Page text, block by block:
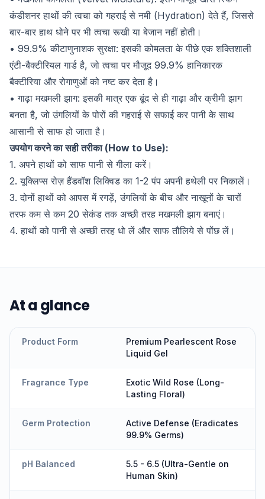
कंडीशनर हाथों की त्वचा को गहराई से नमी (Hydration) देते हैं, जिससे
बार-बार हाथ धोने पर भी त्वचा रूखी या बेजान नहीं होती।
• 99.9% कीटाणुनाशक सुरक्षा: इसकी कोमलता के पीछे एक शक्तिशाली
एंटी-बैक्टीरियल गार्ड है, जो त्वचा पर मौजूद 99.9% हानिकारक
बैक्टीरिया और रोगाणुओं को नष्ट कर देता है।
• गाढ़ा मखमली झाग: इसकी मात्र एक बूंद से ही गाढ़ा और क्रीमी झाग
बनता है, जो उंगलियों के पोरों की गहराई से सफाई कर पानी के साथ
आसानी से साफ हो जाता है।
उपयोग करने का सही तरीका (How to Use):
1. अपने हाथों को साफ पानी से गीला करें।
2. यूक्लिप्स रोज़ हैंडवॉश लिक्विड का 1-2 पंप अपनी हथेली पर निकालें।
3. दोनों हाथों को आपस में रगड़ें, उंगलियों के बीच और नाखूनों के चारों
तरफ कम से कम 20 सेकंड तक अच्छी तरह मखमली झाग बनाएं।
4. हाथों को पानी से अच्छी तरह धो लें और साफ तौलिये से पोंछ लें।
At a glance
Product Form
Premium Pearlescent Rose
Liquid Gel
Fragrance Type
Exotic Wild Rose (Long-
Lasting Floral)
Germ Protection
Active Defense (Eradicates
99.9% Germs)
pH Balanced
5.5 - 6.5 (Ultra-Gentle on
Human Skin)